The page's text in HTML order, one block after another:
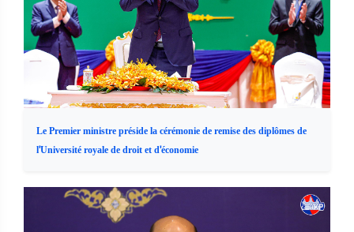
Le Premier ministre préside la cérémonie de remise des diplômes de
l'Université royale de droit et d'économie